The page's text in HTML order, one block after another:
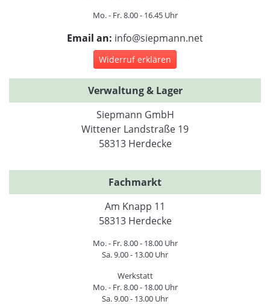
Mo. - Fr. 8.00 - 16.45 Uhr
Email an: info@siepmann.net
Widerruf erklären
Verwaltung & Lager
Siepmann GmbH
Wittener Landstraße 19
58313 Herdecke
Fachmarkt
Am Knapp 11
58313 Herdecke
Mo. - Fr. 8.00 - 18.00 Uhr
Sa. 9.00 - 13.00 Uhr
Werkstatt
Mo. - Fr. 8.00 - 18.00 Uhr
Sa. 9.00 - 13.00 Uhr